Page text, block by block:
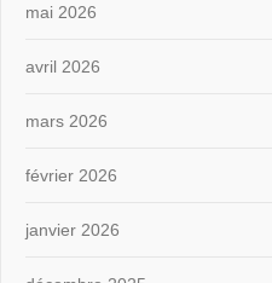
mai 2026
avril 2026
mars 2026
février 2026
janvier 2026